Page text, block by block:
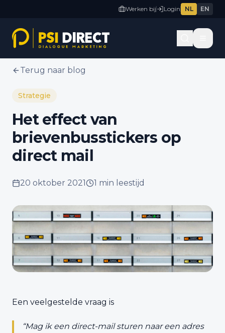
Werken bij Login NL EN
Terug naar blog
Strategie
Het effect van
brievenbusstickers op
direct mail
20 oktober 2021 1 min leestijd
Een veelgestelde vraag is
“Mag ik een direct-mail sturen naar een adres